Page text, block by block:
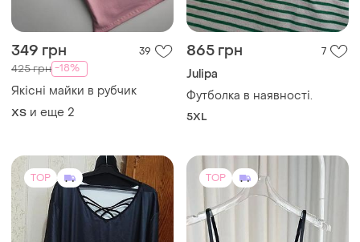
349 грн 39
425 грн -18%
Якісні майки в рубчик
ХS и еще 2
865 грн 7
Julipa
Футболка в наявності.
5XL
TOP TOP